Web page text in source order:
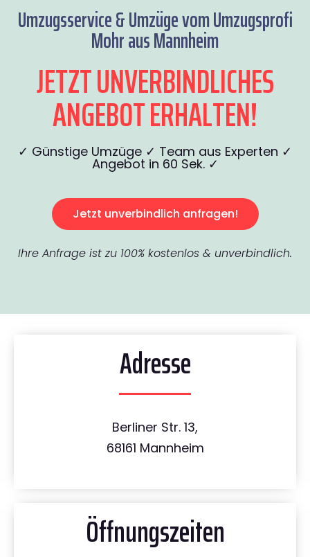
Umzugsservice & Umzüge vom Umzugsprofi
Mohr aus Mannheim
JETZT UNVERBINDLICHES
ANGEBOT ERHALTEN!
✓ Günstige Umzüge ✓ Team aus Experten ✓
Angebot in 60 Sek. ✓
Jetzt unverbindlich anfragen!
Ihre Anfrage ist zu 100% kostenlos & unverbindlich.
Adresse
Berliner Str. 13,
68161 Mannheim
Öffnungszeiten